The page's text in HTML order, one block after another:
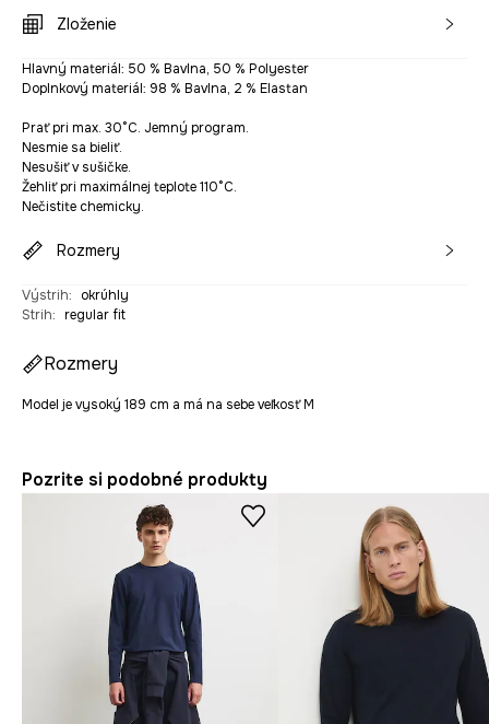
Zloženie
Hlavný materiál: 50 % Bavlna, 50 % Polyester
Doplnkový materiál: 98 % Bavlna, 2 % Elastan
Prať pri max. 30°C. Jemný program.
Nesmie sa bieliť.
Nesušiť v sušičke.
Žehliť pri maximálnej teplote 110°C.
Nečistite chemicky.
Rozmery
Výstrih:
okrúhly
Strih: regular fit
Rozmery
Model je vysoký 189 cm a má na sebe veľkosť M
Pozrite si podobné produkty